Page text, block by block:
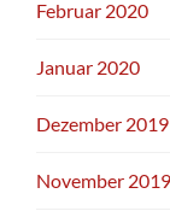
Februar 2020
Januar 2020
Dezember 2019
November 2019